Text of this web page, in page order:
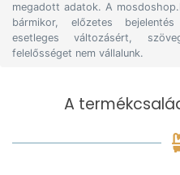
megadott adatok. A
bármikor, előzetes
esetleges változásért,
felelősséget nem vállalunk.
A